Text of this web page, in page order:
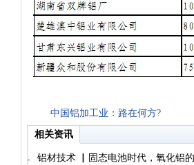
中国铝加工业：路在何方?
相关资讯
铝材技术 ▏固态电池时代，氧化铝的